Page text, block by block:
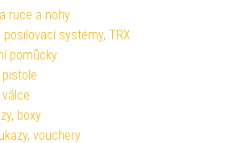
ruce a nohy
posilovací systémy, TRX
pomůcky
pistole
boxy
vouchery